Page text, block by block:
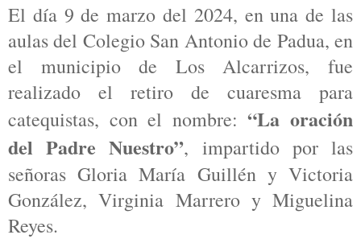
El día 9 de marzo del 2024, en una de las
aulas del Colegio San Antonio de Padua, en
el municipio de Los Alcarrizos, fue
realizado el retiro de cuaresma para
catequistas, con el nombre:“La oración
del Padre Nuestro”, impartido por las
señoras Gloria María Guillén y Victoria
González, Virginia Marrero y Miguelina
Reyes.